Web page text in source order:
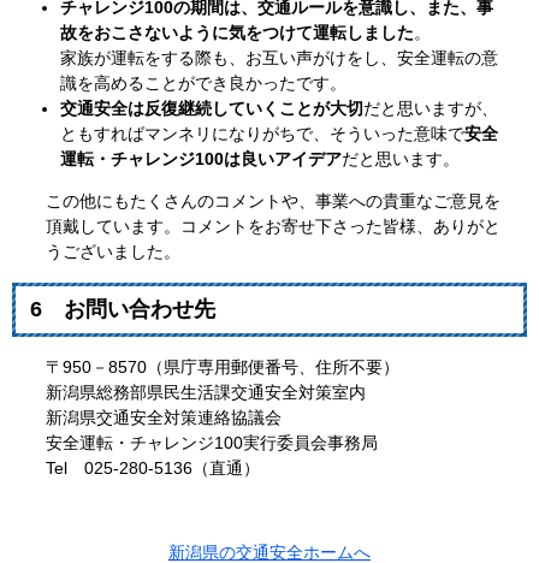
チャレンジ100の期間は、交通ルールを意識し、また、事
故をおこさないように気をつけて運転しました。
家族が運転をする際も、お互い声がけをし、安全運転の意
識を高めることができ良かったです。
交通安全は反復継続していくことが大切だと思いますが、
ともすればマンネリになりがちで、そういった意味で安全
運転・チャレンジ100は良いアイデアだと思います。
この他にもたくさんのコメントや、事業への貴重なご意見を
頂戴しています。コメントをお寄せ下さった皆様、ありがと
うございました。
6 お問い合わせ先
〒950－8570（県庁専用郵便番号、住所不要）
新潟県総務部県民生活課交通安全対策室内
新潟県交通安全対策連絡協議会
安全運転・チャレンジ100実行委員会事務局
Tel 025-280-5136（直通）
新潟県の交通安全ホームへ